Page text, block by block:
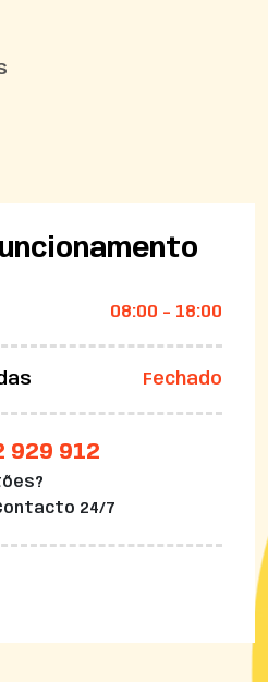
08:00 - 18:00
Fechado
929 912
24/7